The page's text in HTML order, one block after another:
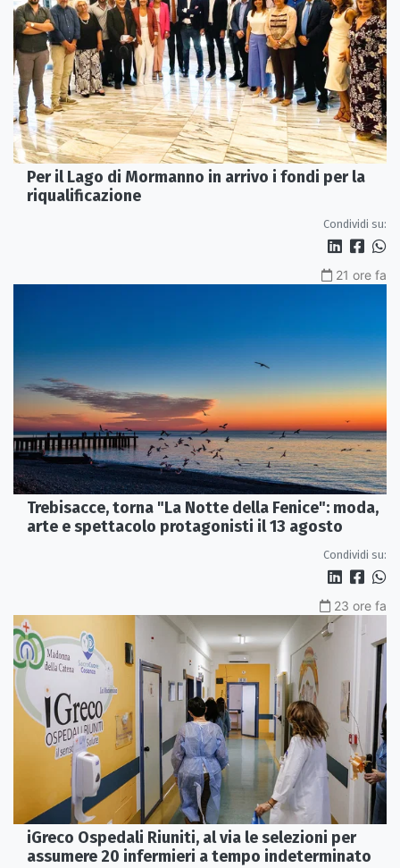
Per il Lago di Mormanno in arrivo i fondi per la
riqualificazione
Condividi su:
21 ore fa
Trebisacce, torna "La Notte della Fenice": moda,
arte e spettacolo protagonisti il 13 agosto
Condividi su:
23 ore fa
iGreco Ospedali Riuniti, al via le selezioni per
assumere 20 infermieri a tempo indeterminato